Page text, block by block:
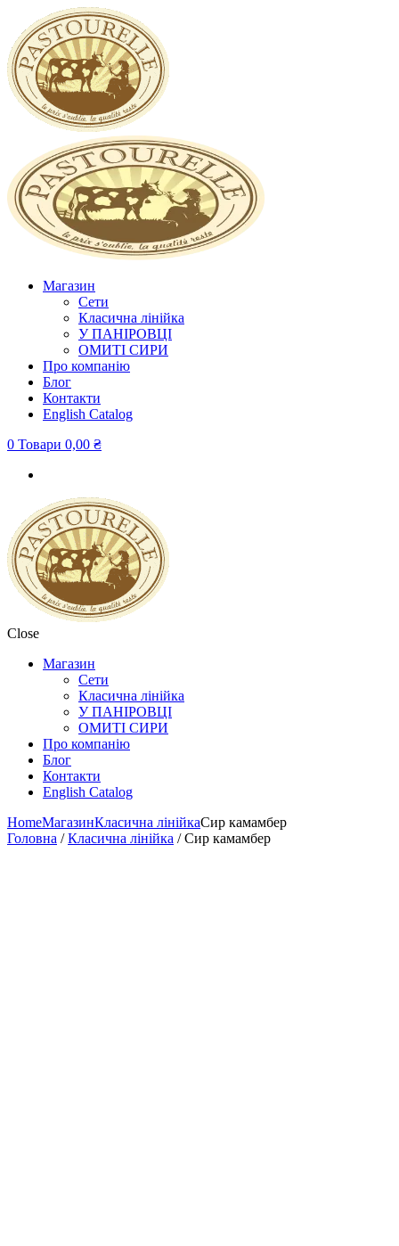
Магазин
Сети
Класична лінійка
У ПАНІРОВЦІ
ОМИТІ СИРИ
Про компанію
Блог
Контакти
English Сatalog
0 Товари 0,00 ₴
Close
Магазин
Сети
Класична лінійка
У ПАНІРОВЦІ
ОМИТІ СИРИ
Про компанію
Блог
Контакти
English Сatalog
HomeМагазинКласична лінійкаСир камамбер
Головна /Класична лінійка / Сир камамбер